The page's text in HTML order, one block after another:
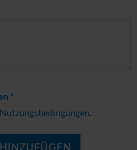
*
Nutzungsbedingungen.